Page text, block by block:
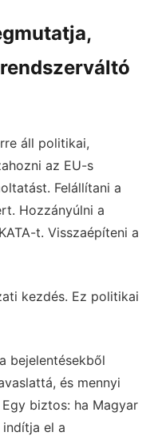
áll politikai,
az EU-s
Felállítani a
Hozzányúlni a
t. Visszaépíteni a
kezdés. Ez politikai
bejelentésekből
és mennyi
biztos: ha Magyar
el a